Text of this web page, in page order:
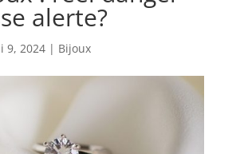
alerte?
9, 2024| Bijoux